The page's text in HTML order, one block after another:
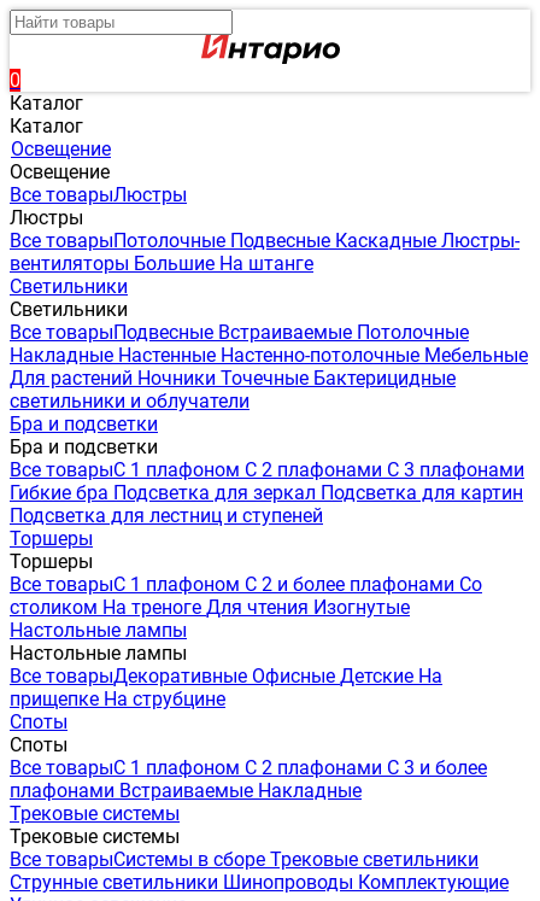
0
Каталог
Каталог
Освещение
Освещение
Все товарыЛюстры
Люстры
Все товарыПотолочные Подвесные Каскадные Люстры-
вентиляторы Большие На штанге
Светильники
Светильники
Все товарыПодвесные Встраиваемые Потолочные
Накладные Настенные Настенно-потолочные Мебельные
Для растений Ночники Точечные Бактерицидные
светильники и облучатели
Бра и подсветки
Бра и подсветки
Все товарыС 1 плафоном С 2 плафонами С 3 плафонами
Гибкие бра Подсветка для зеркал Подсветка для картин
Подсветка для лестниц и ступеней
Торшеры
Торшеры
Все товарыС 1 плафоном С 2 и более плафонами Со
столиком На треноге Для чтения Изогнутые
Настольные лампы
Настольные лампы
Все товарыДекоративные Офисные Детские На
прищепке На струбцине
Споты
Споты
Все товарыС 1 плафоном С 2 плафонами С 3 и более
плафонами Встраиваемые Накладные
Трековые системы
Трековые системы
Все товарыСистемы в сборе Трековые светильники
Струнные светильники Шинопроводы Комплектующие